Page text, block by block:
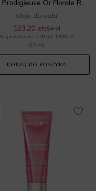
Huile Prodigieuse Or Florale Roll-On Multi-Purpose Dry Oil
Olejki do ciała
123,20 zł154 zł
Najniższa cena z 30 dni: 130,90 zł
60 ml
DODAJ DO KOSZYKA